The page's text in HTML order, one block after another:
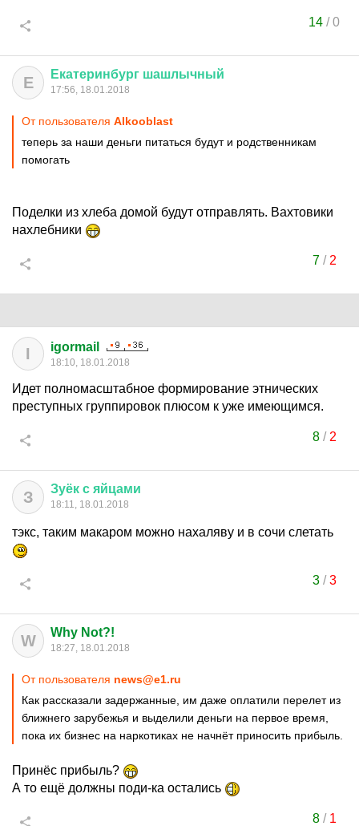
14 /0
Е Екатеринбург шашлычный
17:56, 18.01.2018
От пользователя Alkooblast
теперь за наши деньги питаться будут и родственникам
помогать
Поделки из хлеба домой будут отправлять. Вахтовики
нахлебники
7/ 2
I igormail
18:10, 18.01.2018
Идет полномасштабное формирование этнических
преступных группировок плюсом к уже имеющимся.
8/ 2
З Зуёк с яйцами
18:11, 18.01.2018
тэкс, таким макаром можно нахаляву и в сочи слетать
3/3
W Why Not?!
18:27, 18.01.2018
От пользователя news@e1.ru
Как рассказали задержанные, им даже оплатили перелет из
ближнего зарубежья и выделили деньги на первое время,
пока их бизнес на наркотиках не начнёт приносить прибыль.
Принёс прибыль?
А то ещё должны поди-ка остались
8/ 1